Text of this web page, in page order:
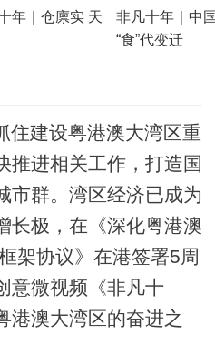
年｜仓廪实 天
非凡十年｜中
“食”代变迁
住建设粤港澳大湾区重
推进相关工作，打造国
市群。湾区经济已成为
长极，在《深化粤港澳
架协议》在港签署5周
意微视频《非凡十
港澳大湾区的奋进之